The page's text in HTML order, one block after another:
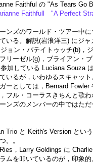
Faithful の "As Tears Go
Faithfull "A Perfect
ンズのワールド・ツアー中
いる。解説(岩浪洋三) にジ
ョン・パテイトゥッチ(b)，
リーゼル(g)，ブライアン・
加している Luciana Souza
いるが，いわゆるスキャット
ーとしては，Bernard
フル・コーラスきちんと歌
ンズのメンバーの中ではた
Trio と Keith's Version とい
。。
，Larry Goldings に
ムを叩いているのが，印象的